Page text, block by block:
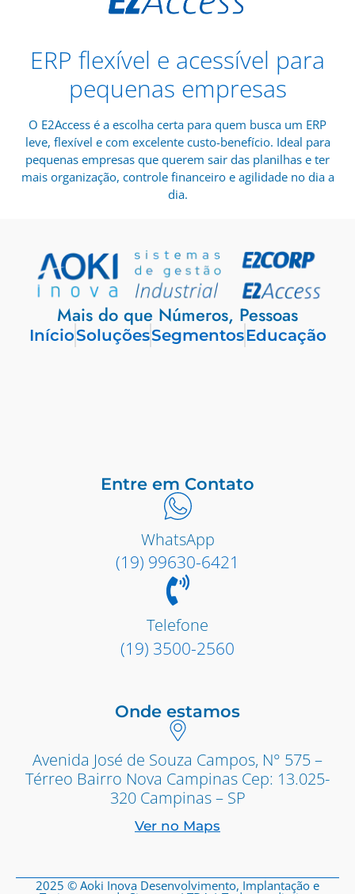
ERP flexível e acessível para
pequenas empresas
O E2Access é a escolha certa para quem busca um ERP
leve, flexível e com excelente custo-benefício. Ideal para
pequenas empresas que querem sair das planilhas e ter
mais organização, controle financeiro e agilidade no dia a
dia.
Mais do que Números, Pessoas
InícioSoluçõesSegmentosEducação
Entre em Contato
WhatsApp
(19) 99630-6421
Telefone
(19) 3500-2560
Onde estamos
Avenida José de Souza Campos, N° 575 –
Térreo Bairro Nova Campinas Cep: 13.025-
320 Campinas – SP
Ver no Maps
2025 © Aoki Inova Desenvolvimento, Implantação e